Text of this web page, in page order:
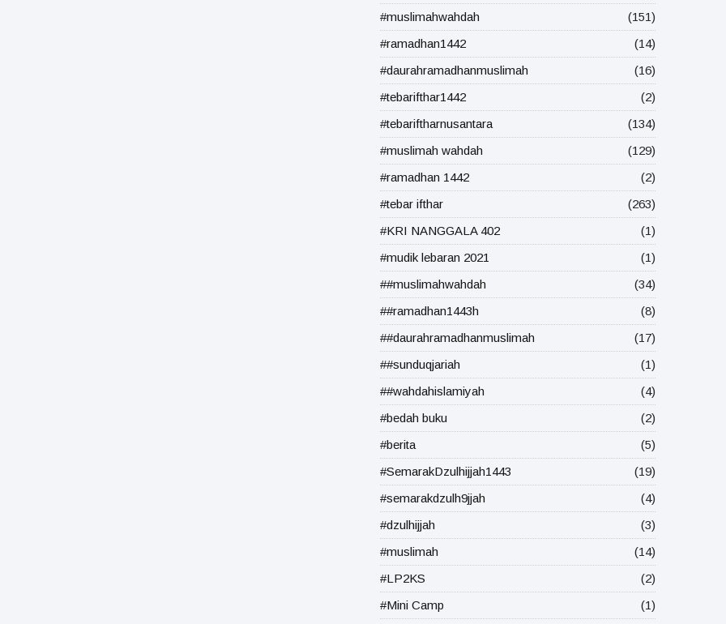
#muslimahwahdah
(151)
#ramadhan1442
(14)
#daurahramadhanmuslimah
(16)
#tebarifthar1442
(2)
#tebariftharnusantara
(134)
#muslimah wahdah
(129)
#ramadhan 1442
(2)
#tebar ifthar
(263)
#KRI NANGGALA 402
(1)
#mudik lebaran 2021
(1)
##muslimahwahdah
(34)
##ramadhan1443h
(8)
##daurahramadhanmuslimah
(17)
##sunduqjariah
(1)
##wahdahislamiyah
(4)
#bedah buku
(2)
#berita
(5)
#SemarakDzulhijjah1443
(19)
#semarakdzulh9jjah
(4)
#dzulhijjah
(3)
#muslimah
(14)
#LP2KS
(2)
#Mini Camp
(1)